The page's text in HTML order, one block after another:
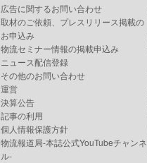
広告に関するお問い合わせ
取材のご依頼、プレスリリース掲載の
お申込み
物流セミナー情報の掲載申込み
ニュース配信登録
その他のお問い合わせ
運営
決算公告
記事の利用
個人情報保護方針
物流報道局-本誌公式YouTubeチャンネ
ル-